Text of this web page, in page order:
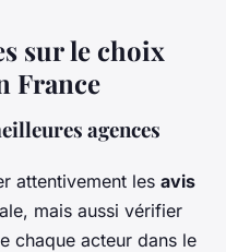
sur le choix
France
agences
attentivement les avis
mais aussi vérifier
chaque acteur dans le